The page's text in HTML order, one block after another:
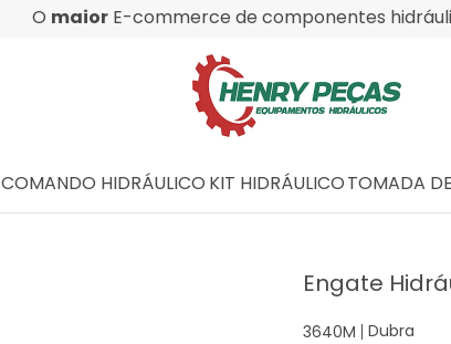
O maior E-commerce de componentes
COMANDO HIDRÁULICO KIT HIDRÁULICOTOMADA
Engate
3640M Dubra